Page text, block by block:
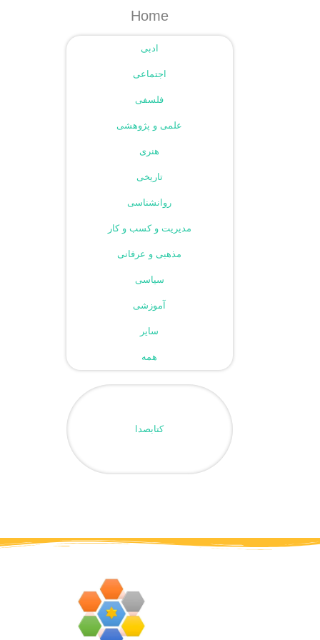
Home
ادبی
اجتماعی
فلسفی
علمی و پژوهشی
هنری
تاریخی
روانشناسی
مدیریت و کسب و کار
مذهبی و عرفانی
سیاسی
آموزشی
سایر
همه
کتابصدا